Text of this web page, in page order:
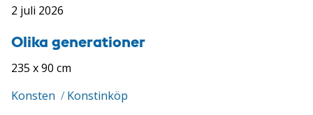
2 juli 2026
Olika generationer
235 x 90 cm
Konsten / Konstinköp